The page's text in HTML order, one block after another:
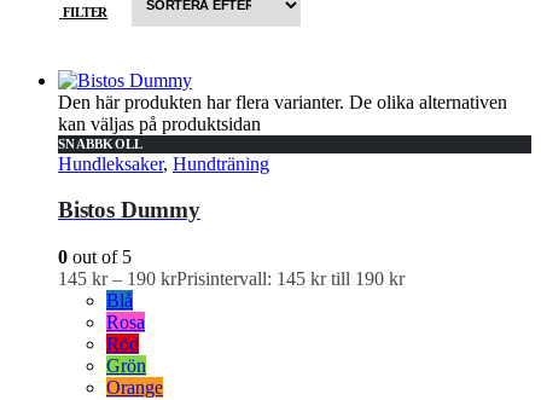
FILTER
Den här produkten har flera varianter. De olika alternativen
kan väljas på produktsidan
SNABBKOLL
Hundleksaker, Hundträning
Bistos Dummy
0 out of 5
145 kr – 190 krPrisintervall: 145 kr till 190 kr
Blå
Rosa
Röd
Grön
Orange